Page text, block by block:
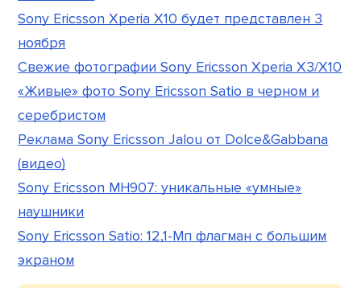
Sony Ericsson Xperia X10 будет представлен 3
ноября
Свежие фотографии Sony Ericsson Xperia X3/X10
«Живые» фото Sony Ericsson Satio в черном и
серебристом
Реклама Sony Ericsson Jalou от Dolce&Gabbana
(видео)
Sony Ericsson MH907: уникальные «умные»
наушники
Sony Ericsson Satio: 12,1-Мп флагман с большим
экраном